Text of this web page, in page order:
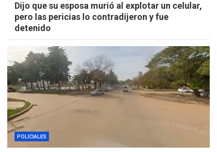
Dijo que su esposa murió al explotar un celular,
pero las pericias lo contradijeron y fue
detenido
POLICIALES